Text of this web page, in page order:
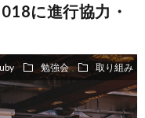
に進行協力・
勉強会 取り組み